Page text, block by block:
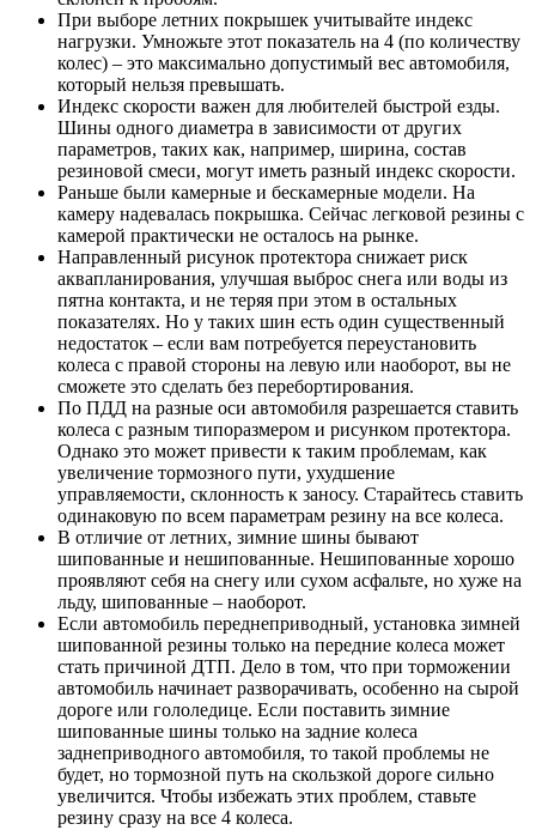
При выборе летних покрышек учитывайте индекс
нагрузки. Умножьте этот показатель на 4 (по количеству
колес) – это максимально допустимый вес автомобиля,
который нельзя превышать.
Индекс скорости важен для любителей быстрой езды.
Шины одного диаметра в зависимости от других
параметров, таких как, например, ширина, состав
резиновой смеси, могут иметь разный индекс скорости.
Раньше были камерные и бескамерные модели. На
камеру надевалась покрышка. Сейчас легковой резины с
камерой практически не осталось на рынке.
Направленный рисунок протектора снижает риск
аквапланирования, улучшая выброс снега или воды из
пятна контакта, и не теряя при этом в остальных
показателях. Но у таких шин есть один существенный
недостаток – если вам потребуется переустановить
колеса с правой стороны на левую или наоборот, вы не
сможете это сделать без перебортирования.
По ПДД на разные оси автомобиля разрешается ставить
колеса с разным типоразмером и рисунком протектора.
Однако это может привести к таким проблемам, как
увеличение тормозного пути, ухудшение
управляемости, склонность к заносу. Старайтесь ставить
одинаковую по всем параметрам резину на все колеса.
В отличие от летних, зимние шины бывают
шипованные и нешипованные. Нешипованные хорошо
проявляют себя на снегу или сухом асфальте, но хуже на
льду, шипованные – наоборот.
Если автомобиль переднеприводный, установка зимней
шипованной резины только на передние колеса может
стать причиной ДТП. Дело в том, что при торможении
автомобиль начинает разворачивать, особенно на сырой
дороге или гололедице. Если поставить зимние
шипованные шины только на задние колеса
заднеприводного автомобиля, то такой проблемы не
будет, но тормозной путь на скользкой дороге сильно
увеличится. Чтобы избежать этих проблем, ставьте
резину сразу на все 4 колеса.